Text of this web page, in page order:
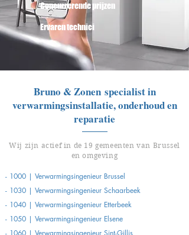
Concurrerende prijzen
Ervaren technici
Bruno & Zonen specialist in
verwarmingsinstallatie, onderhoud en
reparatie
Wij zijn actief in de 19 gemeenten van Brussel
en omgeving
- 1000 | Verwarmingsingenieur Brussel
- 1030 | Verwarmingsingenieur Schaarbeek
- 1040 | Verwarmingsingenieur Etterbeek
- 1050 | Verwarmingsingenieur Elsene
- 1060 | Verwarmingsingenieur Sint-Gillis